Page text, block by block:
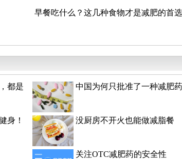
早餐吃什么？这几种食物才是减肥的首选
都是
中国为何只批准了一种减肥药
身！ 没厨房不开火也能做减脂餐
关注OTC减肥药的安全性